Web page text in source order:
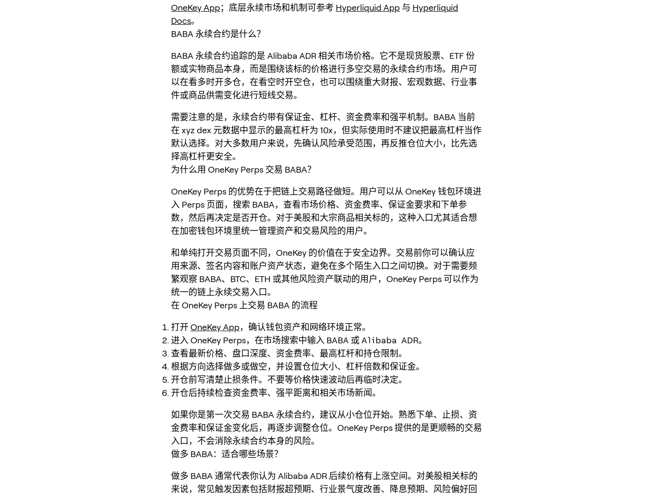
OneKey App；底层永续市场和机制可参考 Hyperliquid App 与 Hyperliquid
Docs。
BABA 永续合约是什么？
BABA 永续合约追踪的是 Alibaba ADR 相关市场价格。它不是现货股票、ETF 份
额或实物商品本身，而是围绕该标的价格进行多空交易的永续合约市场。用户可
以在看多时开多仓，在看空时开空仓，也可以围绕重大财报、宏观数据、行业事
件或商品供需变化进行短线交易。
需要注意的是，永续合约带有保证金、杠杆、资金费率和强平机制。BABA 当前
在 xyz dex 元数据中显示的最高杠杆为 10x，但实际使用时不建议把最高杠杆当作
默认选择。对大多数用户来说，先确认风险承受范围，再反推仓位大小，比先选
择高杠杆更安全。
为什么用 OneKey Perps 交易 BABA？
OneKey Perps 的优势在于把链上交易路径做短。用户可以从 OneKey 钱包环境进
入 Perps 页面，搜索 BABA，查看市场价格、资金费率、保证金要求和下单参
数，然后再决定是否开仓。对于美股和大宗商品相关标的，这种入口尤其适合想
在加密钱包环境里统一管理资产和交易风险的用户。
和单纯打开交易页面不同，OneKey 的价值在于安全边界。交易前你可以确认应
用来源、签名内容和账户资产状态，避免在多个陌生入口之间切换。对于需要频
繁观察 BABA、BTC、ETH 或其他风险资产联动的用户，OneKey Perps 可以作为
统一的链上永续交易入口。
在 OneKey Perps 上交易 BABA 的流程
打开 OneKey App，确认钱包资产和网络环境正常。
进入 OneKey Perps，在市场搜索中输入 BABA 或 Alibaba ADR。
查看最新价格、盘口深度、资金费率、最高杠杆和持仓限制。
根据方向选择做多或做空，并设置仓位大小、杠杆倍数和保证金。
开仓前写清楚止损条件。不要等价格快速波动后再临时决定。
开仓后持续检查资金费率、强平距离和相关市场新闻。
如果你是第一次交易 BABA 永续合约，建议从小仓位开始。熟悉下单、止损、资
金费率和保证金变化后，再逐步调整仓位。OneKey Perps 提供的是更顺畅的交易
入口，不会消除永续合约本身的风险。
做多 BABA：适合哪些场景？
做多 BABA 通常代表你认为 Alibaba ADR 后续价格有上涨空间。对美股相关标的
来说，常见触发因素包括财报超预期、行业景气度改善、降息预期、风险偏好回